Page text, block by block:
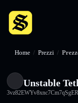
Home / Prezzi /
Unstable